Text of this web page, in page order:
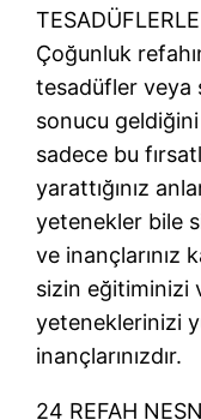
Çoğunluk
tesadüfler veya
sonucu
sadece bu
yarattığınız
yetenekler bile
ve inançlarınız
sizin eğitiminizi
yeteneklerinizi
inançlarınızdır.
24 REFAH